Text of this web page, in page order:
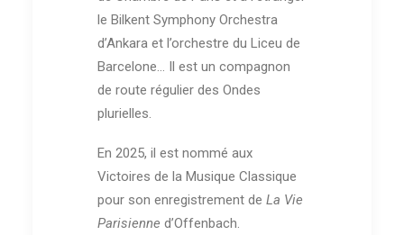
le Bilkent Symphony Orchestra
d’Ankara et l’orchestre du Liceu de
Barcelone… Il est un compagnon
de route régulier des Ondes
plurielles.
En 2025, il est nommé aux
Victoires de la Musique Classique
pour son enregistrement de La Vie
Parisienne d’Offenbach.